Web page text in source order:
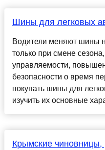
Шины для легковых
Водители меняют шины
только при смене
управляемости,
безопасности о время
покупать шины для
изучить их основные
Крымские